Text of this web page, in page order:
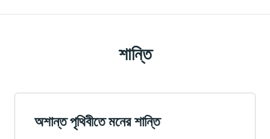
শান্তি
অশান্ত পৃথিবীতে মনের শান্তি